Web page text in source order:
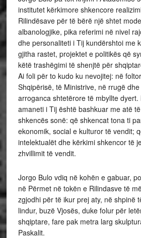
institutet kërkimore shkencore
Rilindësave për të bërë një shtet
albanologjike, pika referimi në nivel
dhe personaliteti i Tij kundërshtoi me
gjitha rastet, projektet e politikës që
këtë trashëgimi të shenjtë për
Ai foli për to kudo ku nevojitej: në
Shqipërisë, të Ministrive, në rrugë
arroganca shtetërore të mbyllte dyert.
amaneti i Tij është bashkuar me atë
shkencës sonë: që shkencat tona ti
ekonomik, social e kulturor të vendit;
intelektualët dhe kërkimi shkencor të
zhvillimit të vendit.
Jorgo Bulo vdiq në kohën e gabuar,
në Përmet në tokën e Rilindasve të
zgjodhi për të ikur prej aty, në shpinë
lindur, buzë Vjosës, duke folur për
shqiptare, fare pak metra larg
Paskalit.